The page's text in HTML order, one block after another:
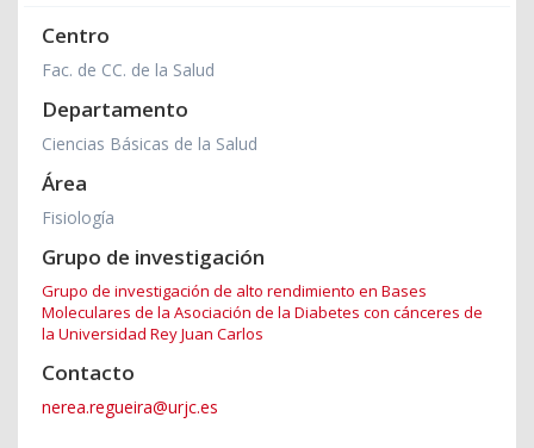
Centro
Fac. de CC. de la Salud
Departamento
Ciencias Básicas de la Salud
Área
Fisiología
Grupo de investigación
Grupo de investigación de alto rendimiento en Bases
Moleculares de la Asociación de la Diabetes con cánceres de
la Universidad Rey Juan Carlos
Contacto
nerea.regueira@urjc.es